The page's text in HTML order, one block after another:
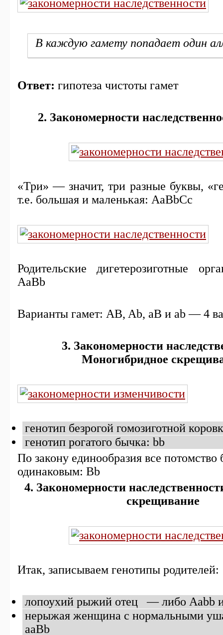
В каждую гамету попадает один
Ответ: гипотеза чистоты гамет
2. Закономерности
«Три» — значит, три разные буквы,
т.е. большая и маленькaя: АаBbCc
Родительские дигетерозиготные
AaBb
Варианты гамет: AB, Ab, aB и ab — 4
3. Закономерности
Моногибридное
генотип безрогой гомозиготной
генотип рогатого бычка: bb
По закону единообразия все потомство
одинаковым: Bb
4. Закономерности
скрещивание
Итак, записываем генотипы родителей:
лопоухий рыжий отец — либо Aabb
нерыжая женщина с нормальными
ааBb